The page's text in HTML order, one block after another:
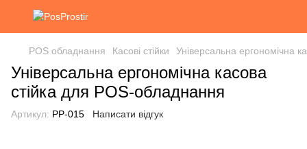
POS обладнання Касові стійки Універсальна ергономічна
Універсальна ергономічна касова
стійка для POS-обладнання
Артикул: РР-015 Написати відгук